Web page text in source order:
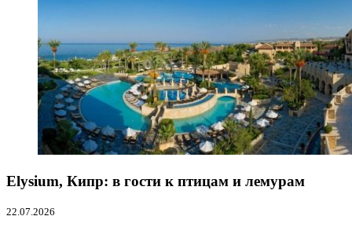
Elysium, Кипр: в гости к птицам и лемурам
22.07.2026